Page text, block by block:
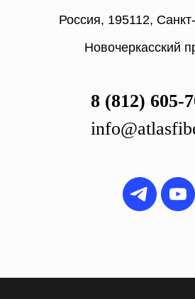
Россия, 195112,
Новочеркасский
8 (812) 605-